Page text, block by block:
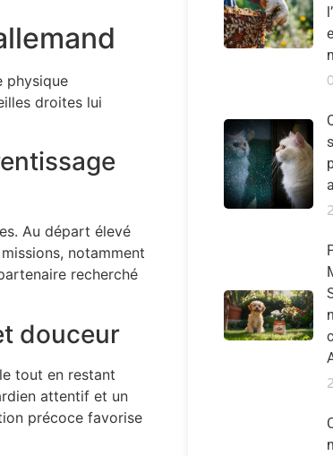
physique
droites lui
Au départ élevé
notamment
recherché
douceur
tout en restant
attentif et un
précoce favorise